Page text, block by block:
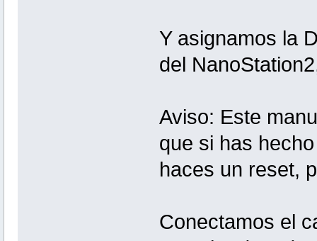
Y asignamos la
del
Aviso: Este
que si has
haces un reset,
Conectamos el